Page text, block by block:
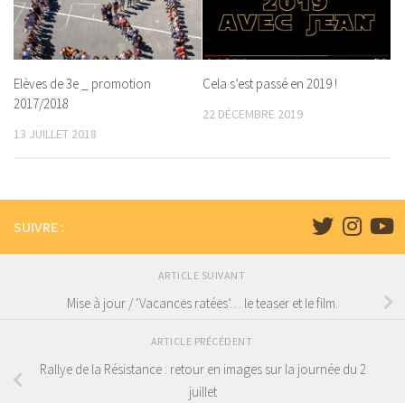
Elèves de 3e _ promotion
2017/2018
13 JUILLET 2018
Cela s’est passé en 2019 !
22 DÉCEMBRE 2019
SUIVRE :
ARTICLE SUIVANT
Mise à jour / ‘Vacances ratées’… le teaser et le film.
ARTICLE PRÉCÉDENT
Rallye de la Résistance : retour en images sur la journée du 2
juillet